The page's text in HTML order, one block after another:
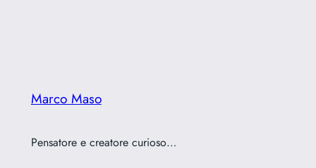
Marco Maso
Pensatore e creatore curioso…